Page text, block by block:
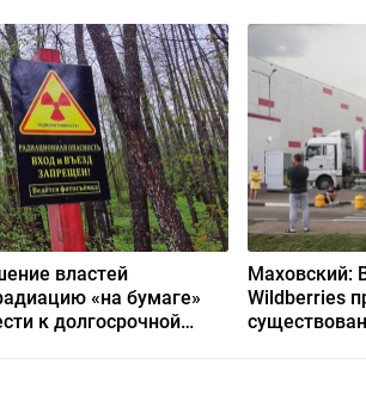
властей
«на бумаге»
к долгосрочной
Маховский:
Wildberries